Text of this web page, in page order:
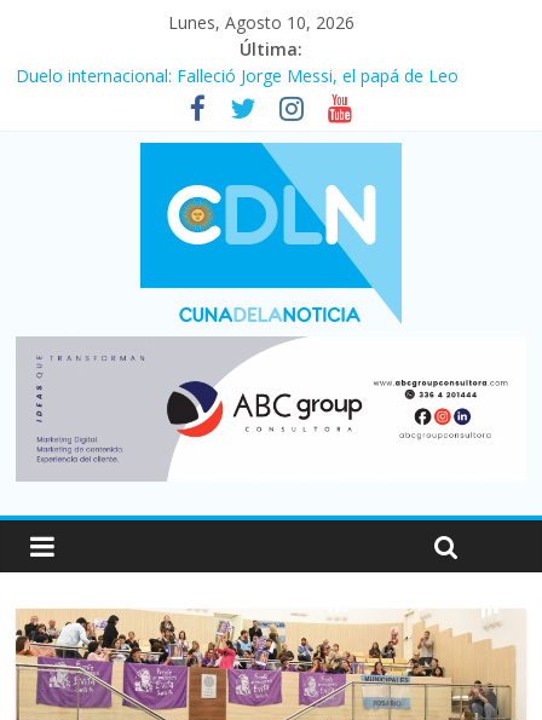
Lunes, Agosto 10, 2026
Última:
La construcción cayó 4,1% en junio y registró su cuarta baja del
año
Duelo internacional: Falleció Jorge Messi, el papá de Leo
El consumo sigue frenado: las ventas minoristas cayeron 3,8 en
julio y acumulan siete meses en baja
Newell’s cayó 2 a 1 ante Defensa y Justicia en Florencio Varela
por la cuarta fecha del Clausura
El agro argentino logró un récord histórico de exportaciones en